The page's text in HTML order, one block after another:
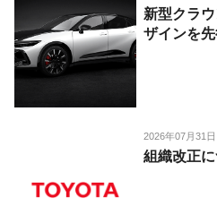
新型クラ
ザインを
2026年07月31日
組織改正